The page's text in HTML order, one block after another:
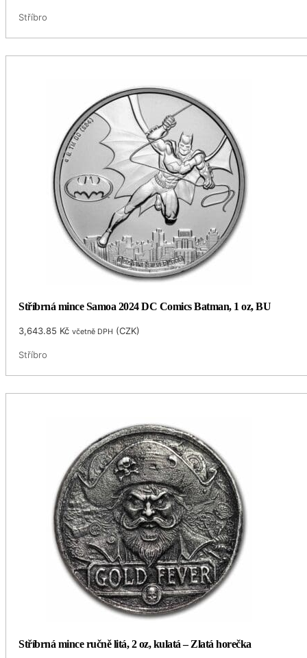
Stříbro
Stříbrná mince Samoa 2024 DC Comics Batman, 1 oz, BU
3,643.85 Kč včetně DPH (CZK)
Stříbro
Stříbrná mince ručně litá, 2 oz, kulatá – Zlatá horečka